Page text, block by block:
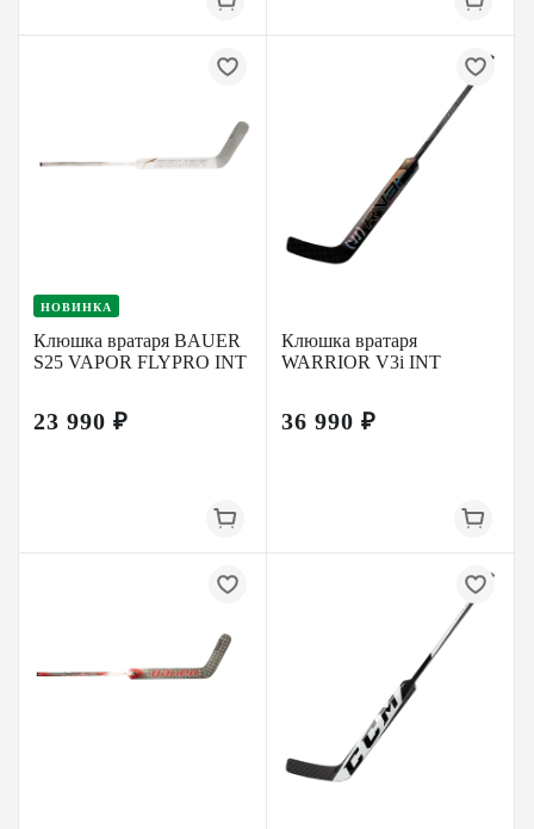
НОВИНКА
Клюшка вратаря BAUER
S25 VAPOR FLYPRO INT
23 990 ₽
Клюшка вратаря
WARRIOR V3i INT
36 990 ₽